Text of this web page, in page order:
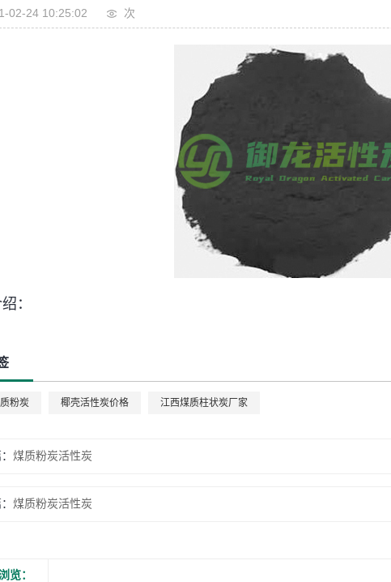
02-24 10:25:02 次
：
粉炭 椰壳活性炭价格 江西煤质柱状炭厂家
煤质粉炭活性炭
煤质粉炭活性炭
览：